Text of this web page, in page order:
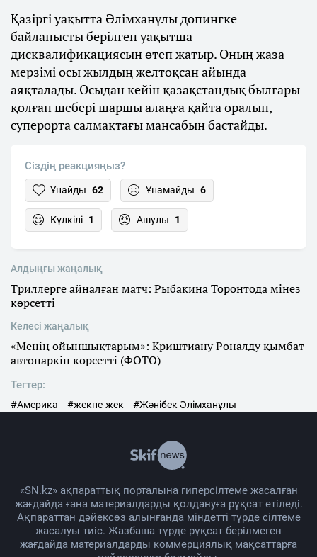
Қазіргі уақытта Әлімханұлы допингке
байланысты берілген уақытша
дисквалификациясын өтеп жатыр. Оның жаза
мерзімі осы жылдың желтоқсан айында
аяқталады. Осыдан кейін қазақстандық былғары
қолғап шебері шаршы алаңға қайта оралып,
суперорта салмақтағы мансабын бастайды.
Сіздің реакцияңыз?
Ұнайды 62 Ұнамайды 6
Күлкілі 1 Ашулы 1
Алдыңғы жаңалық
Триллерге айналған матч: Рыбакина Торонтода мінез
көрсетті
Келесі жаңалық
«Менің ойыншықтарым»: Криштиану Роналду қымбат
автопаркін көрсетті (ФОТО)
Тегтер:
#Америка #жекпе-жек #Жәнібек Әлімханұлы
«SN.kz» ақпараттық порталына гиперсілтеме жасалған
жағдайда ғана материалдарды қолдануға рұқсат етіледі.
Ақпараттан дәйексөз алынғанда міндетті түрде сілтеме
жасалуы тиіс. Жазбаша түрде рұқсат берілмеген
жағдайда материалдарды коммерциялық мақсаттарға